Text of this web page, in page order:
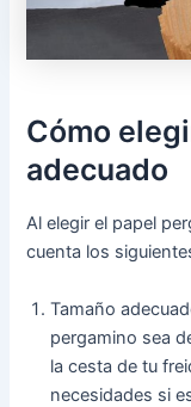
Cómo
adecuado
Al elegir el papel
cuenta los
Tamaño
pergamino sea
la cesta de tu
necesidades si